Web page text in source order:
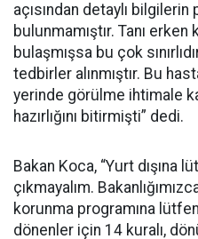
açısından detaylı bilgilerin
bulunmamıştır. Tanı
bulaşmışsa bu çok
tedbirler alınmıştır. Bu
yerinde görülme ihtimale
hazırlığını bitirmişti” dedi.
Bakan Koca, “Yurt dışına
çıkmayalım.
korunma programına lütfen
dönenler için 14 kuralı,